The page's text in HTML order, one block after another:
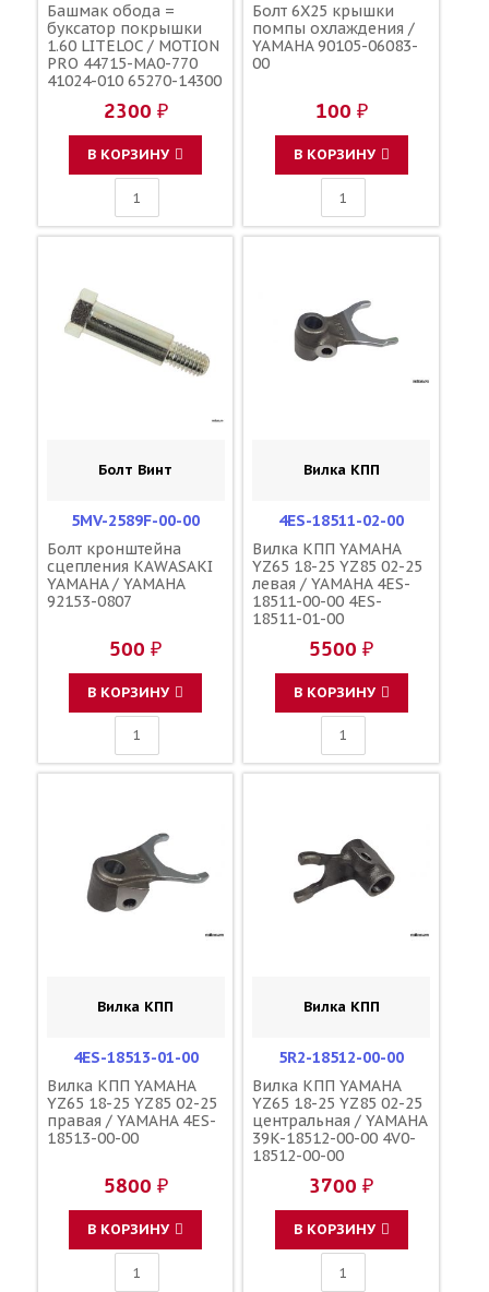
Башмак обода =
буксатор покрышки
1.60 LITELOC / MOTION
PRO 44715-MA0-770
41024-010 65270-14300
2300 ₽
В КОРЗИНУ
Болт 6X25 крышки
помпы охлаждения /
YAMAHA 90105-06083-
00
100 ₽
В КОРЗИНУ
Болт Винт
5MV-2589F-00-00
Болт кронштейна
сцепления KAWASAKI
YAMAHA / YAMAHA
92153-0807
500 ₽
В КОРЗИНУ
Вилка КПП
4ES-18511-02-00
Вилка КПП YAMAHA
YZ65 18-25 YZ85 02-25
левая / YAMAHA 4ES-
18511-00-00 4ES-
18511-01-00
5500 ₽
В КОРЗИНУ
Вилка КПП
4ES-18513-01-00
Вилка КПП YAMAHA
YZ65 18-25 YZ85 02-25
правая / YAMAHA 4ES-
18513-00-00
5800 ₽
В КОРЗИНУ
Вилка КПП
5R2-18512-00-00
Вилка КПП YAMAHA
YZ65 18-25 YZ85 02-25
центральная / YAMAHA
39K-18512-00-00 4V0-
18512-00-00
3700 ₽
В КОРЗИНУ